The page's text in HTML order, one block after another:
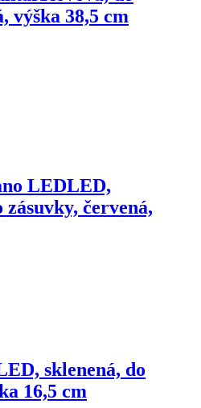
výška 38,5 cm
LEDLED,
červená,
sklenená, do
16,5 cm